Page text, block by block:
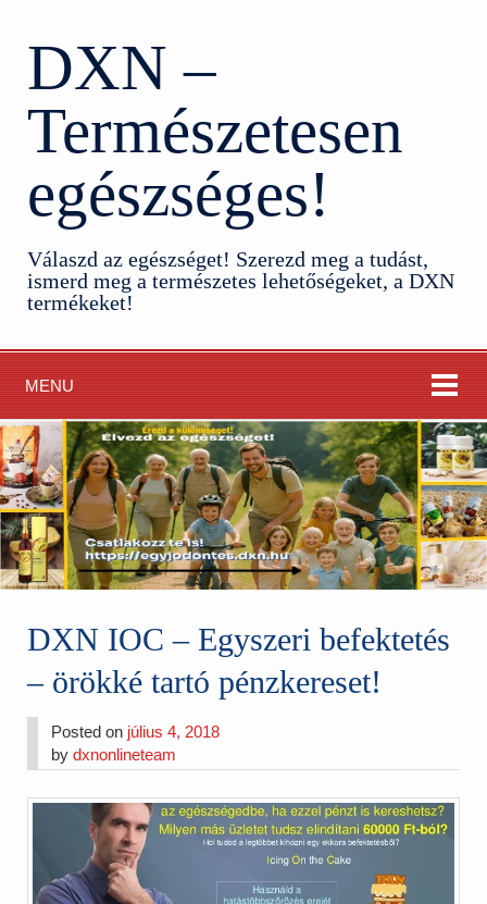
DXN –
Természetesen
egészséges!
Válaszd az egészséget! Szerezd meg a tudást,
ismerd meg a természetes lehetőségeket, a DXN
termékeket!
MENU
DXN IOC – Egyszeri befektetés
– örökké tartó pénzkereset!
Posted on július 4, 2018
bydxnonlineteam